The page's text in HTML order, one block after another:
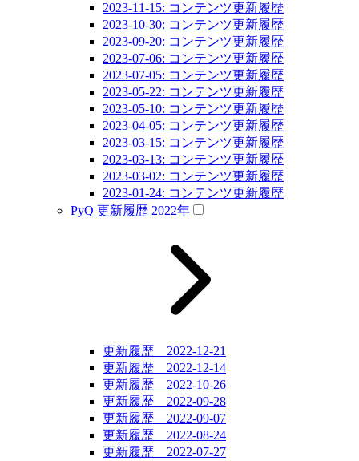
2023-11-15: コンテンツ更新履歴
2023-10-30: コンテンツ更新履歴
2023-09-20: コンテンツ更新履歴
2023-07-06: コンテンツ更新履歴
2023-07-05: コンテンツ更新履歴
2023-05-22: コンテンツ更新履歴
2023-05-10: コンテンツ更新履歴
2023-04-05: コンテンツ更新履歴
2023-03-15: コンテンツ更新履歴
2023-03-13: コンテンツ更新履歴
2023-03-02: コンテンツ更新履歴
2023-01-24: コンテンツ更新履歴
PyQ 更新履歴 2022年
更新履歴 2022-12-21
更新履歴 2022-12-14
更新履歴 2022-10-26
更新履歴 2022-09-28
更新履歴 2022-09-07
更新履歴 2022-08-24
更新履歴 2022-07-27